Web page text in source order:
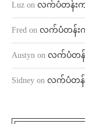
Luz on လက်ပံတန်းက
Fred on လက်ပံတန်းက
Austyn on လက်ပံတန်
Sidney on လက်ပံတန်း